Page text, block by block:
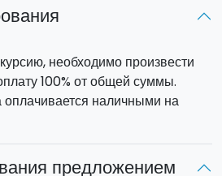
необходимо произвести
100% от общей суммы.
наличными на
предложением